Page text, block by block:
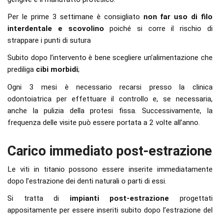
Per le prime 3 settimane è consigliato non far uso di filo
interdentale e scovolino poiché si corre il rischio di
strappare i punti di sutura
Subito dopo l’intervento è bene scegliere un’alimentazione che
prediliga cibi morbidi;
Ogni 3 mesi è necessario recarsi presso la clinica
odontoiatrica per effettuare il controllo e, se necessaria,
anche la pulizia della protesi fissa. Successivamente, la
frequenza delle visite può essere portata a 2 volte all’anno.
Carico immediato post-estrazione
Le viti in titanio possono essere inserite immediatamente
dopo l’estrazione dei denti naturali o parti di essi.
Si tratta di impianti post-estrazione progettati
appositamente per essere inseriti subito dopo l’estrazione del